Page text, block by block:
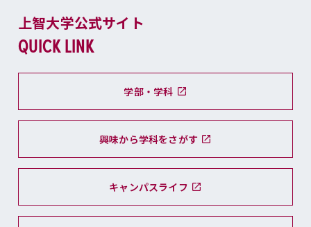
上智大学公式サイト
QUICK LINK
学部・学科
興味から学科をさがす
キャンパスライフ